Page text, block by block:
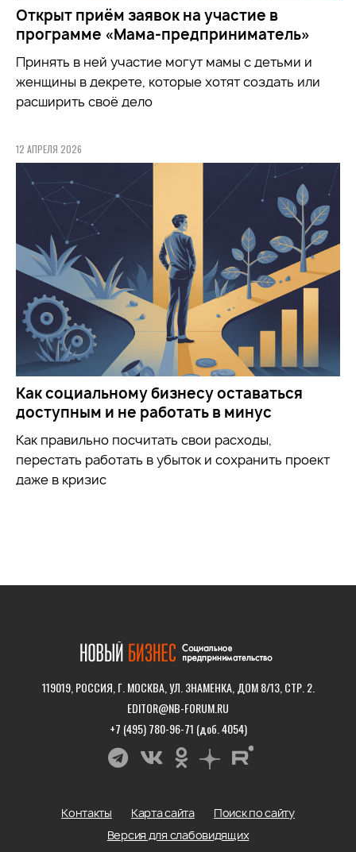
Открыт приём заявок на участие в
программе «Мама-предприниматель»
Принять в ней участие могут мамы с детьми и
женщины в декрете, которые хотят создать или
расширить своё дело
12 АПРЕЛЯ 2026
Как социальному бизнесу оставаться
доступным и не работать в минус
Как правильно посчитать свои расходы,
перестать работать в убыток и сохранить проект
даже в кризис
119019, РОССИЯ, Г. МОСКВА, УЛ. ЗНАМЕНКА, ДОМ 8/13, СТР. 2.
EDITOR@NB-FORUM.RU
+7 (495) 780-96-71 (доб. 4054)
Контакты Карта сайта
Поиск по сайту
Версия для слабовидящих